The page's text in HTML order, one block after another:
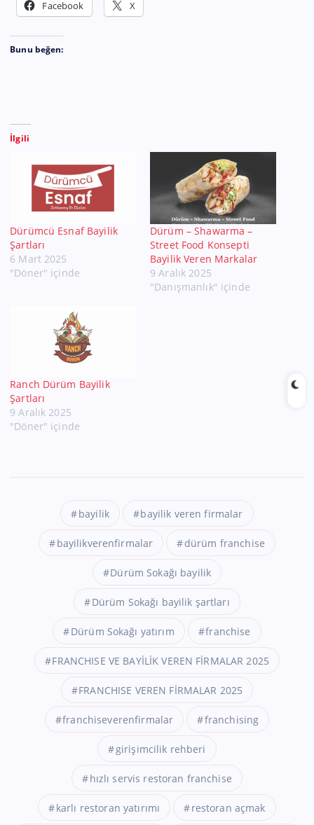
Facebook X
Bunu beğen:
İlgili
Dürümcü Esnaf Bayilik
Şartları
6 Mart 2025
"Döner" içinde
Dürüm – Shawarma –
Street Food Konsepti
Bayilik Veren Markalar
9 Aralık 2025
"Danışmanlık" içinde
Ranch Dürüm Bayilik
Şartları
9 Aralık 2025
"Döner" içinde
bayilik bayilik veren firmalar
bayilikverenfirmalar dürüm franchise
Dürüm Sokağı bayilik
Dürüm Sokağı bayilik şartları
Dürüm Sokağı yatırım franchise
FRANCHISE VE BAYİLİK VEREN FİRMALAR 2025
FRANCHISE VEREN FİRMALAR 2025
franchiseverenfirmalar franchising
girişimcilik rehberi
hızlı servis restoran franchise
karlı restoran yatırımı restoran açmak